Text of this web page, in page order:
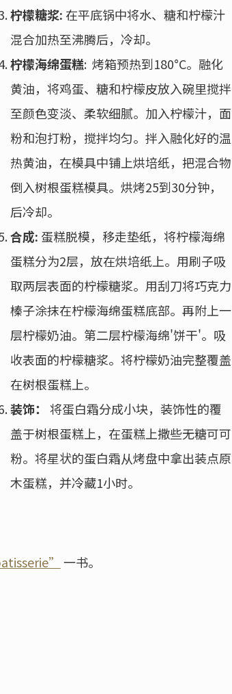
柠檬糖浆: 在平底锅中将水、糖和柠檬汁
混合加热至沸腾后，冷却。
柠檬海绵蛋糕: 烤箱预热到180°C。融化
黄油，将鸡蛋、糖和柠檬皮放入碗里搅拌
至颜色变淡、柔软细腻。加入柠檬汁，面
粉和泡打粉，搅拌均匀。拌入融化好的温
热黄油，在模具中铺上烘培纸，把混合物
倒入树根蛋糕模具。烘烤25到30分钟，
后冷却。
合成: 蛋糕脱模，移走垫纸，将柠檬海绵
蛋糕分为2层，放在烘培纸上。用刷子吸
取两层表面的柠檬糖浆。用刮刀将巧克力
榛子涂抹在柠檬海绵蛋糕底部。再附上一
层柠檬奶油。第二层柠檬海绵'饼干'。吸
收表面的柠檬糖浆。将柠檬奶油完整覆盖
在树根蛋糕上。
装饰： 将蛋白霜分成小块，装饰性的覆
盖于树根蛋糕上，在蛋糕上撒些无糖可可
粉。将星状的蛋白霜从烤盘中拿出装点原
木蛋糕，并冷藏1小时。
一书。